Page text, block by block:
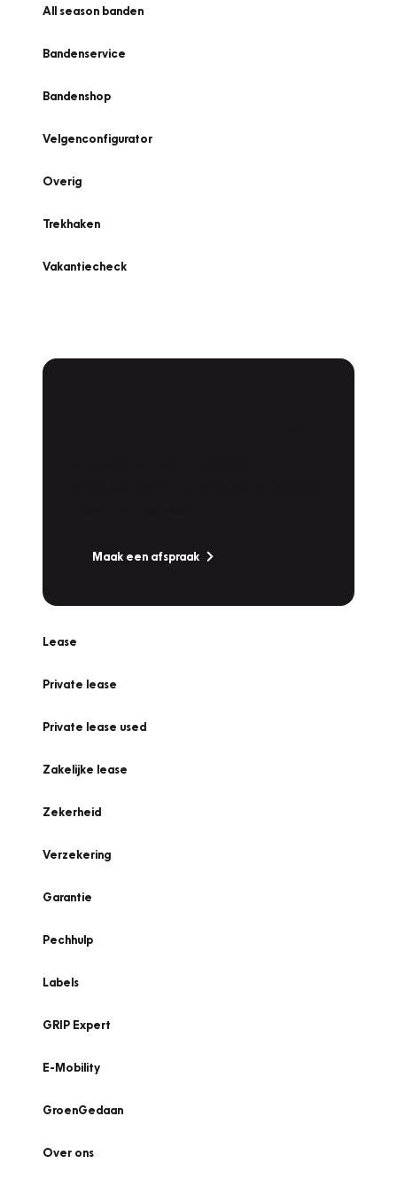
All season banden
Bandenservice
Bandenshop
Velgenconfigurator
Overig
Trekhaken
Vakantiecheck
Maak een afspraak
Lease
Private lease
Private lease used
Zakelijke lease
Zekerheid
Verzekering
Garantie
Pechhulp
Labels
GRIP Expert
E-Mobility
GroenGedaan
Over ons